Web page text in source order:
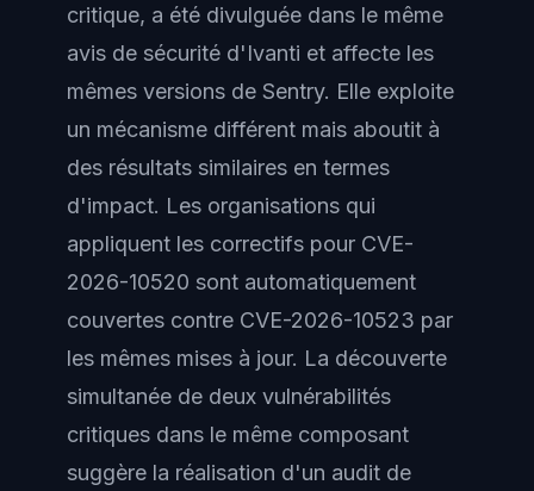
critique, a été divulguée dans le même
avis de sécurité d'Ivanti et affecte les
mêmes versions de Sentry. Elle exploite
un mécanisme différent mais aboutit à
des résultats similaires en termes
d'impact. Les organisations qui
appliquent les correctifs pour CVE-
2026-10520 sont automatiquement
couvertes contre CVE-2026-10523 par
les mêmes mises à jour. La découverte
simultanée de deux vulnérabilités
critiques dans le même composant
suggère la réalisation d'un audit de